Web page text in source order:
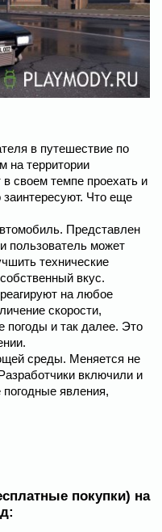
в путешествие по
на территории
своем темпе проехать и
заинтересуют. Что еще
Представлен
пользователь может
технические
вкус.
на любое
скорости,
погоды и так далее. Это
среды. Меняется не
включили и
явления,
покупки) на